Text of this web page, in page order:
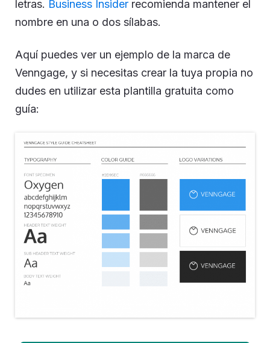
letras. Business Insider recomienda mantener el
nombre en una o dos sílabas.
Aquí puedes ver un ejemplo de la marca de
Venngage, y si necesitas crear la tuya propia no
dudes en utilizar esta plantilla gratuita como
guía: